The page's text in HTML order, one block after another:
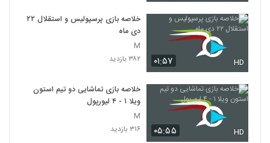
۰۱:۵۷ HD
خلاصه بازی پرسپولیس و استقلال ۲۲
دی ماه
M
۳۸۲ بازدید
۰۵:۵۵ HD
خلاصه بازی تماشایی دو تیم استون
ویلا ۱ - ۴ لیورپول
M
۳۱۶ بازدید